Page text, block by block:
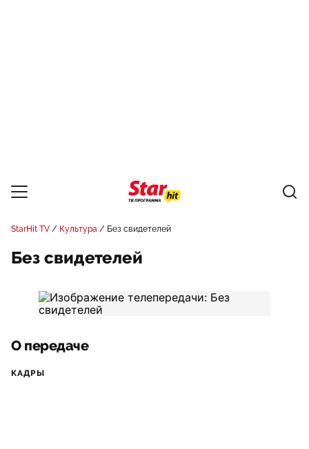
StarHit TV Культура Без свидетелей
Без свидетелей
О передаче
КАДРЫ